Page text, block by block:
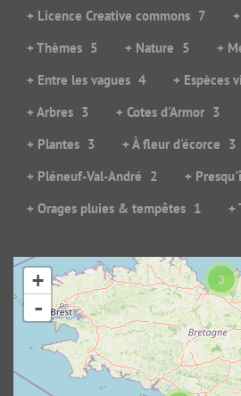
+ Licence Creative commons 7
+ Thèmes 5 + Nature 5 +
+ Entre les vagues 4 + Espèces
+ Arbres 3 + Cotes d'Armor 3
+ Plantes 3 + À fleur d'écorce 3
+ Pléneuf-Val-André 2 +
+ Orages pluies & tempêtes 1 +
3
+
-
Les racines à l’air
15433 visites
UN